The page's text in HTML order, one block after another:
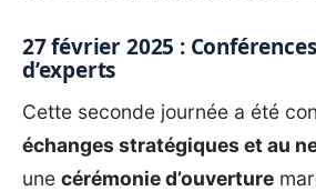
27 février 2025 :
d’experts
Cette seconde journée a été
échanges stratégiques et au
une cérémonie d’ouverture